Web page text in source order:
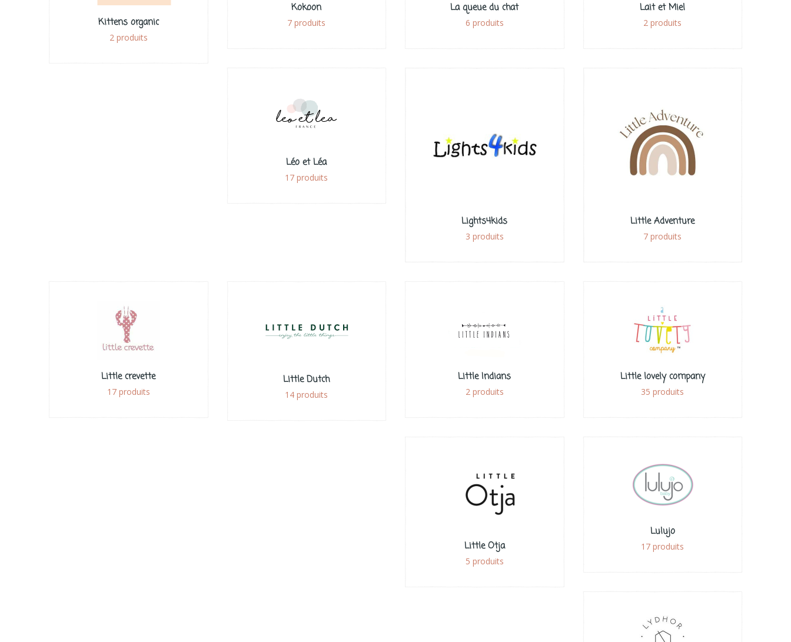
Kittens organic
2 produits
Kokoon
7 produits
La queue du chat
6 produits
Lait et Miel
2 produits
Léo et Léa
17 produits
Lights4kids
3 produits
Little Adventure
7 produits
Little crevette
17 produits
Little Dutch
14 produits
Little Indians
2 produits
Little lovely company
35 produits
Little Otja
5 produits
Lulujo
17 produits